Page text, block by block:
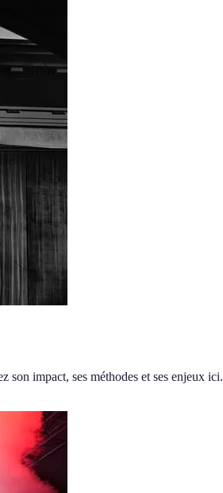
son impact, ses méthodes et ses enjeux ici.